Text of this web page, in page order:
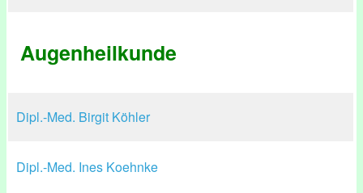
Augenheilkunde
Dipl.-Med. Birgit Köhler
Dipl.-Med. Ines Koehnke